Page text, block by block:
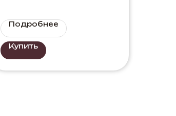
Подробнее
Купить